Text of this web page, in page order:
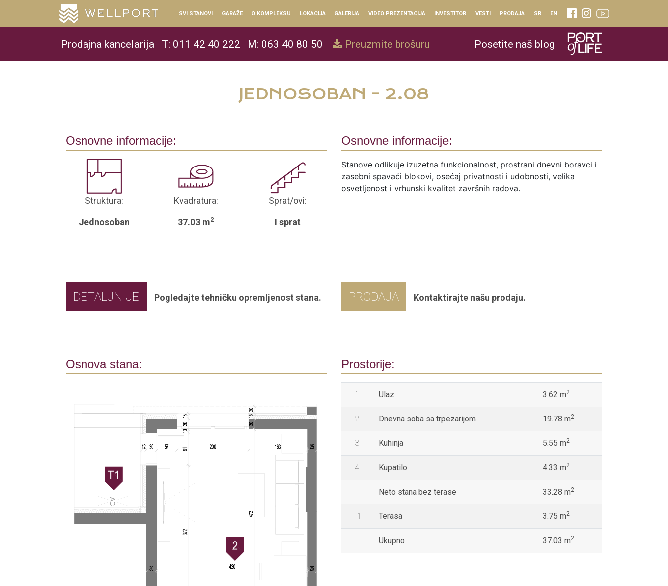
SVI STANOVI GARAŽE O KOMPLEKSU LOKACIJA GALERIJA VIDEO PREZENTACIJA INVESTITOR VESTI PRODAJA SR EN
Prodajna kancelarija T: 011 42 40 222 M: 063 40 80 50 Preuzmite brošuru Posetite naš blog
JEDNOSOBAN - 2.08
Osnovne informacije:
Struktura:
Jednosoban
Kvadratura:
37.03 m2
Sprat/ovi:
I sprat
DETALJNIJE Pogledajte tehničku opremljenost stana.
Osnovne informacije:
Stanove odlikuje izuzetna funkcionalnost, prostrani dnevni boravci i
zasebni spavaći blokovi, osećaj privatnosti i udobnosti, velika
osvetljenost i vrhunski kvalitet završnih radova.
PRODAJA Kontaktirajte našu prodaju.
Osnova stana: Prostorije:
1 Ulaz 3.62 m2
2 Dnevna soba sa trpezarijom 19.78 m2
3 Kuhinja 5.55 m2
4 Kupatilo 4.33 m2
Neto stana bez terase 33.28 m2
T1 Terasa 3.75 m2
Ukupno 37.03 m2